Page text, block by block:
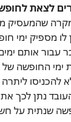
לצאת
שהמעסיק
מספיק ימי
עבור אותם
ימי החופשה
להכניסו ליתרה
נתן לכך
שנתית על